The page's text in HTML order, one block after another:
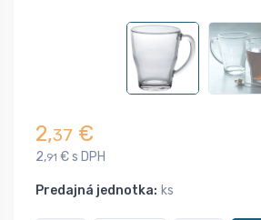
2,37 €
2,91 € s DPH
Predajná jednotka: ks